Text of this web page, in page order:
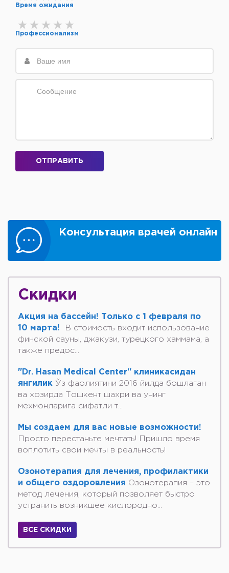
Время ожидания
Профессионализм
ОТПРАВИТЬ
Консультация врачей онлайн
Скидки
Акция на бассейн! Только с 1 февраля по
10 марта!
В стоимость входит использование
финской сауны, джакузи, турецкого хаммама, а
также предос...
"Dr. Hasan Medical Center" клиникасидан
янгилик Ўз фаолиятини 2016 йилда бошлаган
ва хозирда Тошкент шахри ва унинг
мехмонларига сифатли т...
Мы создаем для вас новые возможности!
Просто перестаньте мечтать! Пришло время
воплотить свои мечты в реальность!
Озонотерапия для лечения, профилактики
и общего оздоровления Озонотерапия – это
метод лечения, который позволяет быстро
устранить возникшее кислородно...
ВСЕ СКИДКИ